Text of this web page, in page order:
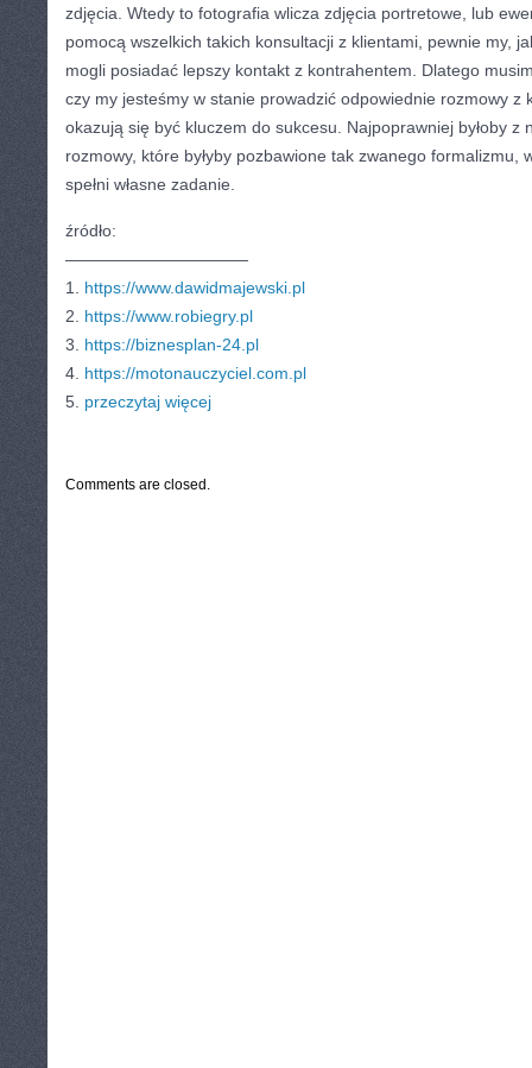
zdjęcia. Wtedy to fotografia wlicza zdjęcia portretowe, lub
pomocą wszelkich takich konsultacji z klientami, pewnie my,
mogli posiadać lepszy kontakt z kontrahentem. Dlatego
czy my jesteśmy w stanie prowadzić odpowiednie rozmowy z
okazują się być kluczem do sukcesu. Najpoprawniej byłoby z
rozmowy, które byłyby pozbawione tak zwanego formalizmu,
spełni własne zadanie.
źródło:
———————————
1. https://www.dawidmajewski.pl
2. https://www.robiegry.pl
3. https://biznesplan-24.pl
4. https://motonauczyciel.com.pl
5. przeczytaj więcej
Comments are closed.